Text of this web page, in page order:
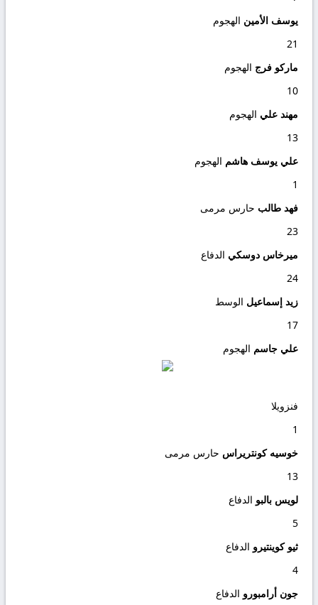
يوسف الأمين الهجوم
21
ماركو فرج الهجوم
10
مهند علي الهجوم
13
علي يوسف هاشم الهجوم
1
فهد طالب حارس مرمى
23
ميرخاس دوسكي الدفاع
24
زيد إسماعيل الوسط
17
علي جاسم الهجوم
فنزويلا
1
خوسيه كونتريراس حارس مرمى
13
لويس بالبو الدفاع
5
ثيو كوينتيرو الدفاع
4
جون أرامبورو الدفاع